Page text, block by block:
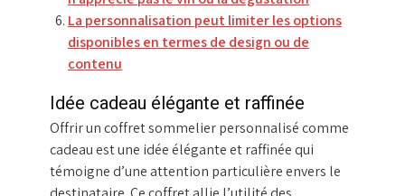
La personnalisation peut limiter les options
disponibles en termes de design ou de
contenu
Idée cadeau élégante et raffinée
Offrir un coffret sommelier personnalisé comme
cadeau est une idée élégante et raffinée qui
témoigne d’une attention particulière envers le